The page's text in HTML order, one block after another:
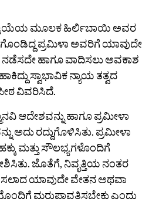
ಮೂಲಕ ಹಿರ್ಲಿಬಾಯಿ ಅವರ
ಪ್ರಮಿಳಾ ಅವರಿಗೆ ಯಾವುದೇ
ಹಾಗೂ ವಾದಿಸಲು ಅವಕಾಶ
ಸ್ವಾಭಾವಿಕ ನ್ಯಾಯ ತತ್ವದ
ವಿವರಿಸಿದೆ.
ಆದೇಶವನ್ನು ಹಾಗೂ ಪ್ರಮೀಳಾ
ಅದು ರದ್ದುಗೊಳಿಸಿತು. ಪ್ರಮೀಳಾ
ಮತ್ತು ಸೌಲಭ್ಯಗಳೊಂದಿಗೆ
ಜೊತೆಗೆ, ನಿವೃತ್ತಿಯ ನಂತರ
ಯಾವುದೇ ವೇತನ ಅಥವಾ
ಮರುಪಾವತಿಸಬೇಕು ಎಂದು